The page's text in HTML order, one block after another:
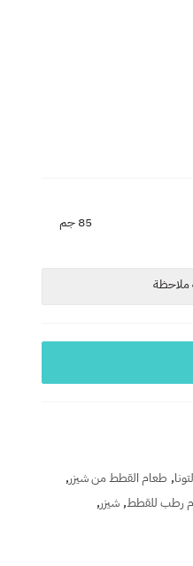
85 جم
ملاحظة
, طعام القطط من شيزر,
رطب للقطط,شيزر,